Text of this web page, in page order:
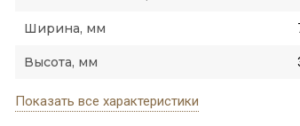
Ширина, мм
Высота, мм
Показать все характеристики